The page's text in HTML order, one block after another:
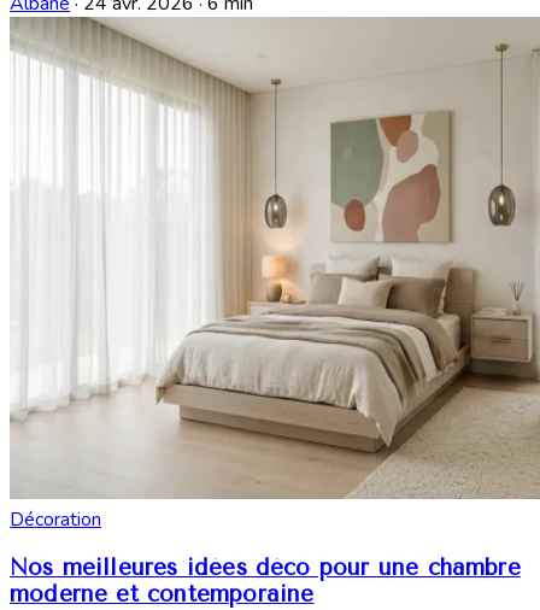
Décoration
Nos meilleures idées déco pour une chambre
moderne et contemporaine